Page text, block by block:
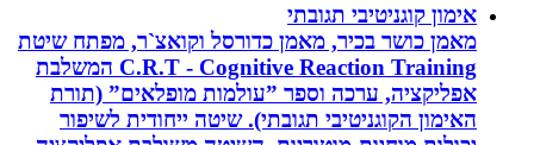
אימון קוגניטיבי תגובתי
מאמן כושר בכיר, מאמן כדורסל וקואצ`ר, מפתח שיטת
C.R.T - Cognitive Reaction Training המשלבת
אפליקציה, ערכה וספר ”עולמות מופלאים” (תורת
האימון הקוגניטיבי תגובתי). שיטה ייחודית לשיפור